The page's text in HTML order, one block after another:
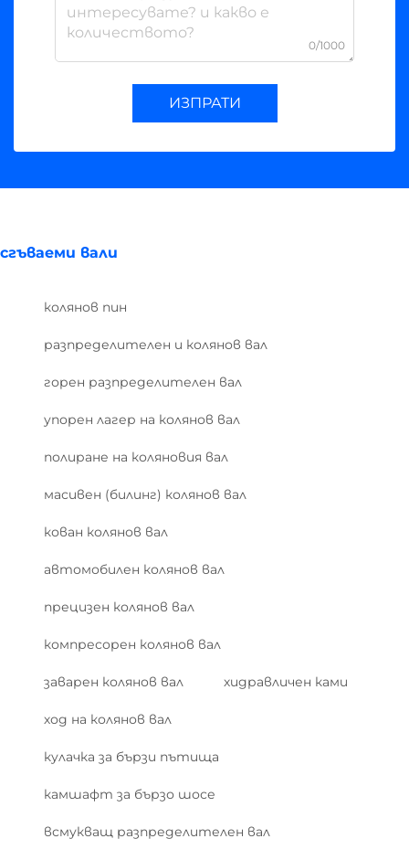
0/1000
ИЗПРАТИ
сгъваеми вали
колянов пин
разпределителен и колянов вал
горен разпределителен вал
упорен лагер на колянов вал
полиране на коляновия вал
масивен (билинг) колянов вал
кован колянов вал
автомобилен колянов вал
прецизен колянов вал
компресорен колянов вал
заварен колянов вал хидравличен ками
ход на колянов вал
кулачка за бързи пътища
камшафт за бързо шосе
всмукващ разпределителен вал